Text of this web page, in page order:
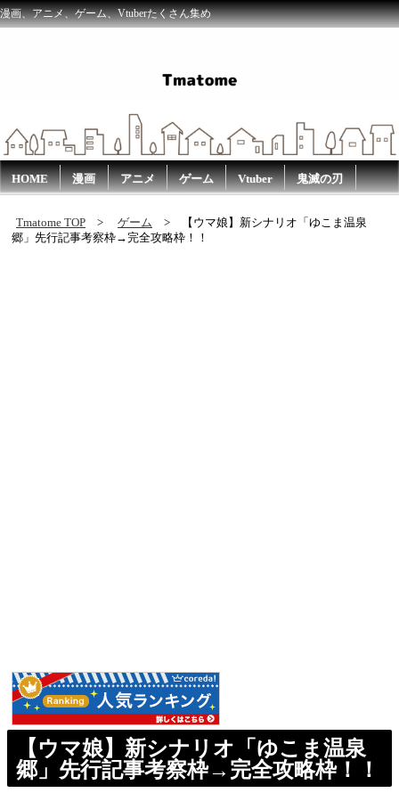
漫画、アニメ、ゲーム、Vtuberたくさん集め
HOME 漫画 アニメ ゲーム Vtuber 鬼滅の刃
Tmatome TOP ゲーム
【ウマ娘】新シナリオ「ゆこま温泉
郷」先行記事考察枠→完全攻略枠！！
【ウマ娘】新シナリオ「ゆこま温泉
郷」先行記事考察枠→完全攻略枠！！